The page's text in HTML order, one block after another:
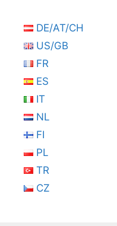
DE/AT/CH
US/GB
FR
ES
IT
NL
FI
PL
TR
CZ